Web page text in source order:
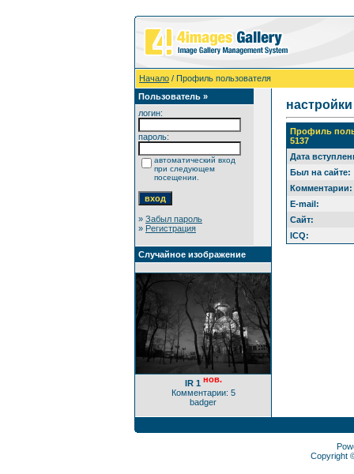
Начало / Профиль пользователя
Пользователь »
логин:
пароль:
автоматический вход
при следующем
посещении.
» Забыл пароль
» Регистрация
Случайное изображение
IR 1 нов.
Комментарии: 5
badger
настройки
Профиль
5137
Дата
Был на сайте:
Комментарии:
E-mail:
Сайт:
ICQ:
Copyright